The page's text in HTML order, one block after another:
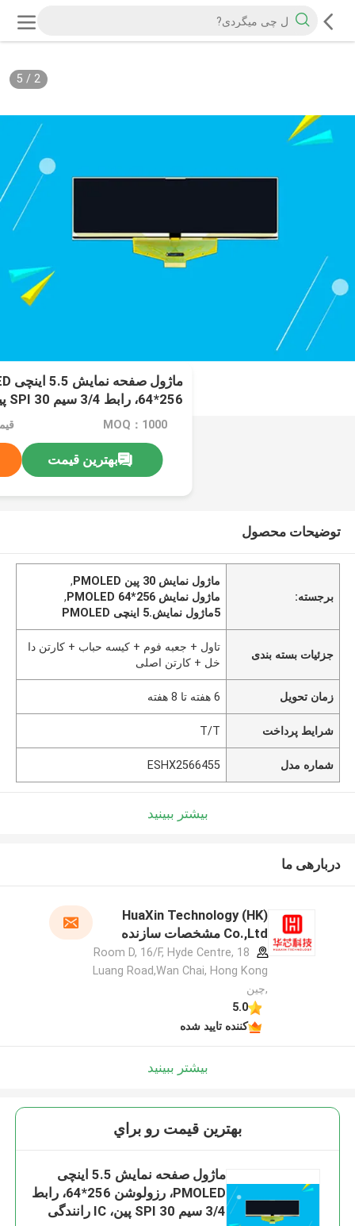
2
/
5
SSD1322
MOQ：1000
بهترین قیمت
توضیحات محصول
برجسته:
ماژول نمایش 30 پین PMOLED
,
ماژول نمایش 256*64 PMOLED
,
5ماژول نمایش.5 اینچی PMOLED
جزئیات بسته بندی
تاول + جعبه فوم + کیسه حباب + کارتن دا
خل + کارتن اصلی
زمان تحویل 6 هفته تا 8 هفته
شرایط پرداخت T/T
شماره مدل ESHX2566455
بیشتر ببینید
دربارهی ما
HuaXin Technology (HK)
Co.,Ltd مشخصات سازنده
Room D, 16/F, Hyde Centre, 18
Luang Road,Wan Chai, Hong Kong
,چین
5.0
کننده تایید شده
بیشتر ببینید
بهترين قيمت رو براي
ماژول صفحه نمایش 5.5 اینچی
PMOLED، رزولوشن 256*64، رابط
3/4 سیم SPI 30 پین، IC رانندگی